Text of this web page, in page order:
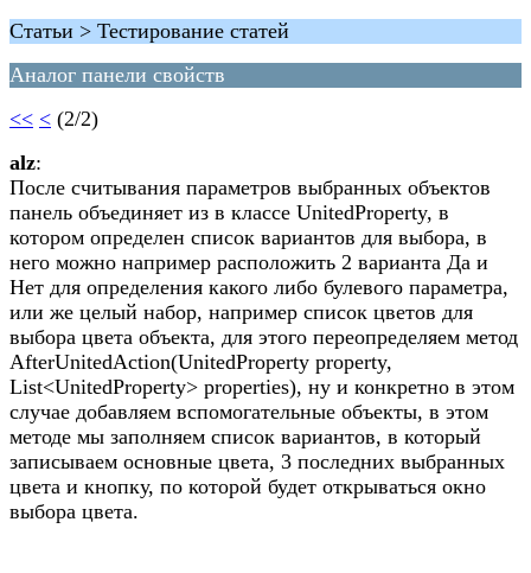
Статьи > Тестирование статей
Аналог панели свойств
<< < (2/2)
alz:
После считывания параметров выбранных объектов
панель объединяет из в классе UnitedProperty, в
котором определен список вариантов для выбора, в
него можно например расположить 2 варианта Да и
Нет для определения какого либо булевого параметра,
или же целый набор, например список цветов для
выбора цвета объекта, для этого переопределяем метод
AfterUnitedAction(UnitedProperty property,
List<UnitedProperty> properties), ну и конкретно в этом
случае добавляем вспомогательные объекты, в этом
методе мы заполняем список вариантов, в который
записываем основные цвета, 3 последних выбранных
цвета и кнопку, по которой будет открываться окно
выбора цвета.